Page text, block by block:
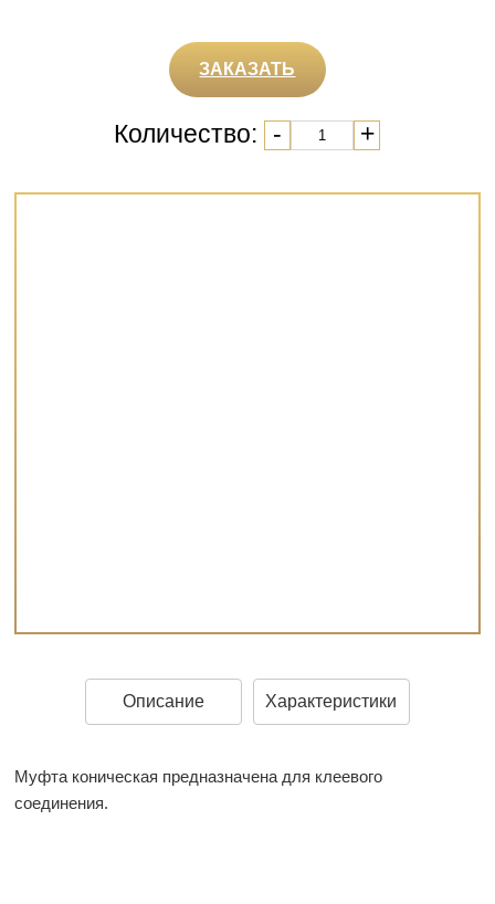
ЗАКАЗАТЬ
Количество: - +
Описание Характеристики
Муфта коническая предназначена для клеевого
соединения.